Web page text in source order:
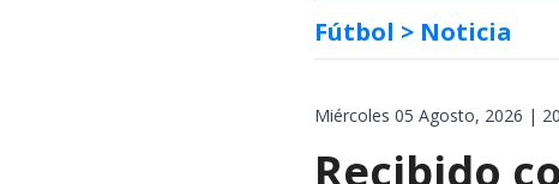
Fútbol > Noticia
Miércoles 05 Agosto, 2026 |
Recibido